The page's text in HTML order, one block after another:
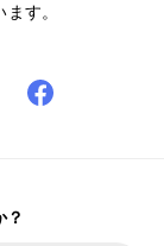
す。
？